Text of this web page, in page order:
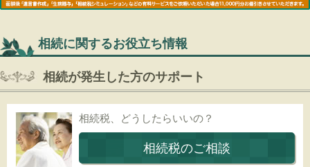
相続に関するお役立ち情報
相続が発生した方のサポート
相続税、どうしたらいいの？
相続税のご相談